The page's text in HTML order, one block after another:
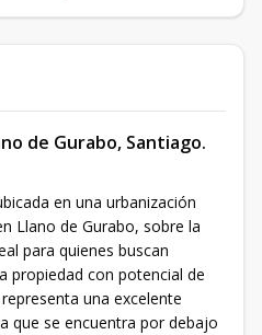
de Gurabo, Santiago.
en una urbanización
Llano de Gurabo, sobre la
para quienes buscan
propiedad con potencial de
una excelente
que se encuentra por debajo